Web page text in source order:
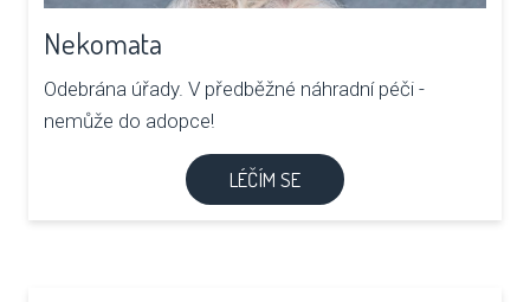
Nekomata
Odebrána úřady. V předběžné náhradní péči -
nemůže do adopce!
LÉČÍM SE